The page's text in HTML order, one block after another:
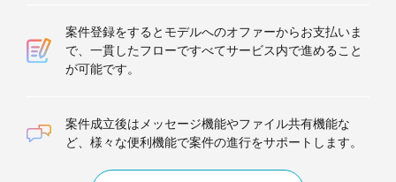
案件登録をするとモデルへのオファーからお支払いま
で、一貫したフローですべてサービス内で進めること
が可能です。
案件成立後はメッセージ機能やファイル共有機能な
ど、様々な便利機能で案件の進行をサポートします。